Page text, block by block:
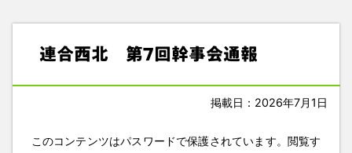
連合西北 第7回幹事会通報
掲載日：2026年7月1日
このコンテンツはパスワードで保護されています。閲覧す